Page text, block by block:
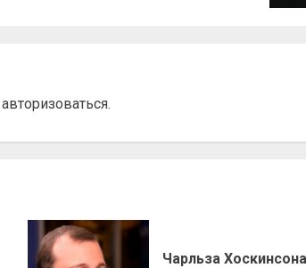
авторизоваться.
Чарльза Хоскинсона